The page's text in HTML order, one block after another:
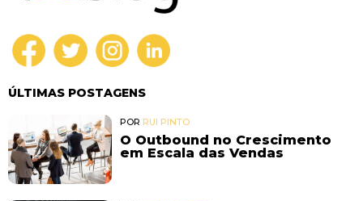
ÚLTIMAS POSTAGENS
POR RUI PINTO
O Outbound no Crescimento
em Escala das Vendas